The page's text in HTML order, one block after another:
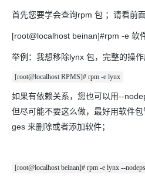
首先您要学会查询rpm 包 ；请看前面
[root@localhost beinan]#rpm -e 软
举例：我想移除lynx 包，完整的操作
[root@localhost RPMS]# rpm -e lynx
如果有依赖关系，您也可以用--
但尽可能不要这么做，最好用软件
ges 来删除或者添加软件；
[root@localhost beinan]# rpm -e lynx --nodeps